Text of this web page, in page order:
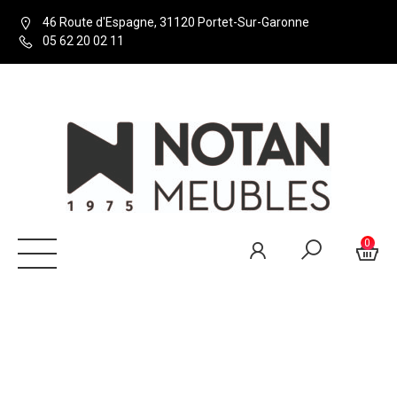
46 Route d'Espagne, 31120 Portet-Sur-Garonne
05 62 20 02 11
0